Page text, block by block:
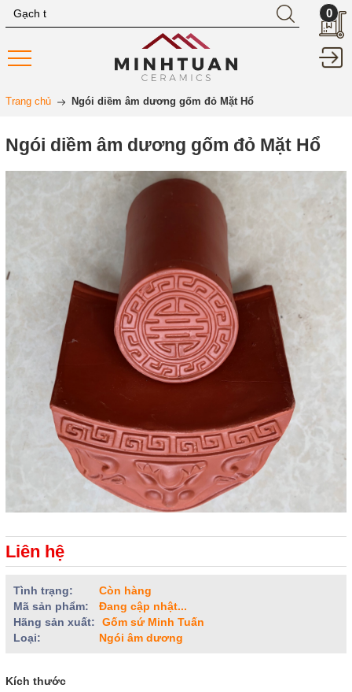
0
Trang chủ Ngói diềm âm dương gốm đỏ Mặt Hổ
Ngói diềm âm dương gốm đỏ Mặt Hổ
Liên hệ
Tình trạng:
Còn hàng
Mã sản phẩm:
Đang cập nhật...
Hãng sản xuất:
Gốm sứ Minh Tuấn
Loại:
Ngói âm dương
Kích thước